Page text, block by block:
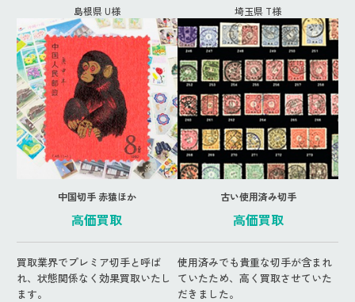
島根県 U様 埼玉県 T様
中国切手 赤猿ほか
高価買取
買取業界でプレミア切手と呼ば
れ、状態関係なく効果買取いたし
ます。
古い使用済み切手
高価買取
使用済みでも貴重な切手が含まれ
ていたため、高く買取させていた
だきました。